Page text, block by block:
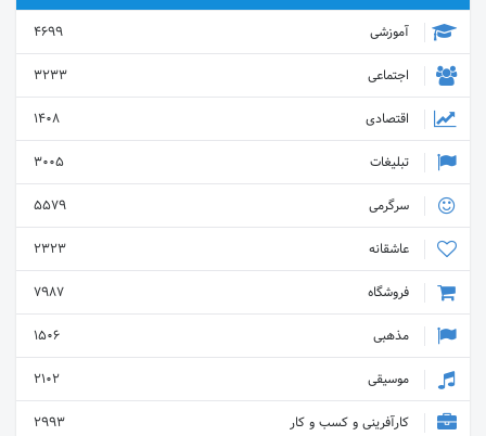
آموزشی
4699
اجتماعی
3233
اقتصادی
1408
تبلیغات
3005
سرگرمی
5579
عاشقانه
2323
فروشگاه
7987
مذهبی
1506
موسیقی
2102
کارآفرینی و کسب و کار
2993